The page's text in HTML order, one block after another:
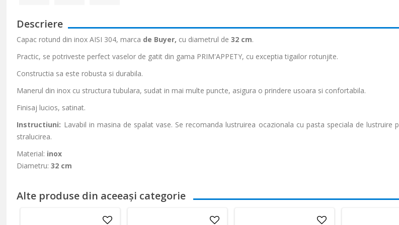
Descriere
Capac rotund din inox AISI 304, marca de Buyer, cu diametrul de 32 cm.
Practic, se potriveste perfect vaselor de gatit din gama PRIM'APPETY, cu exceptia tigailor rotunjite.
Constructia sa este robusta si durabila.
Manerul din inox cu structura tubulara, sudat in mai multe puncte, asigura o prindere usoara si confortabila.
Finisaj lucios, satinat.
Instructiuni: Lavabil in masina de spalat vase. Se recomanda lustruirea ocazionala cu pasta speciala de lustruire
stralucirea.
Material: inox
Diametru:32 cm
Alte produse din aceeași categorie